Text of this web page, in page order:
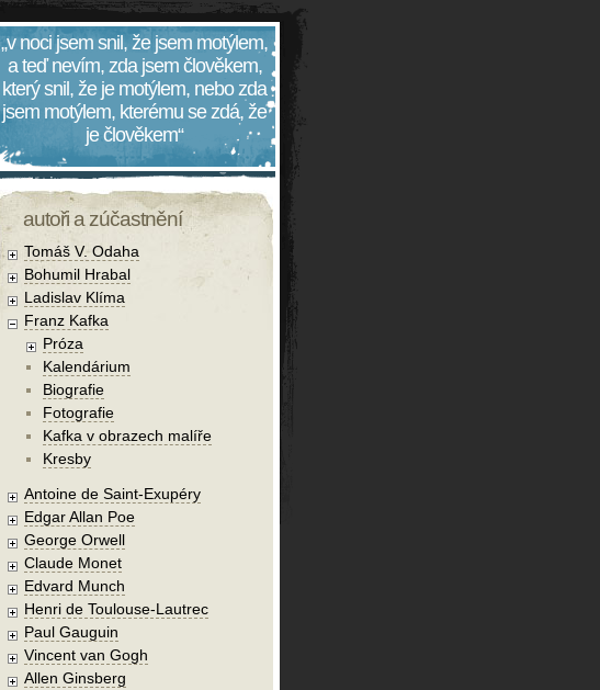
„v noci jsem snil, že jsem motýlem,
a teď nevím, zda jsem člověkem,
který snil, že je motýlem, nebo zda
jsem motýlem, kterému se zdá, že
je člověkem“
autoři a zúčastnění
Tomáš V. Odaha
Bohumil Hrabal
Ladislav Klíma
Franz Kafka
Próza
Kalendárium
Biografie
Fotografie
Kafka v obrazech malíře
Kresby
Antoine de Saint-Exupéry
Edgar Allan Poe
George Orwell
Claude Monet
Edvard Munch
Henri de Toulouse-Lautrec
Paul Gauguin
Vincent van Gogh
Allen Ginsberg